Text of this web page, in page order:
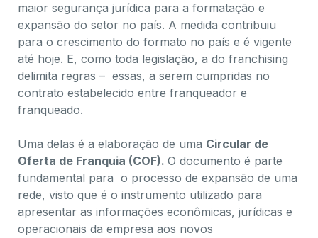
maior segurança jurídica para a formatação e
expansão do setor no país. A medida contribuiu
para o crescimento do formato no país e é vigente
até hoje. E, como toda legislação, a do franchising
delimita regras – essas, a serem cumpridas no
contrato estabelecido entre franqueador e
franqueado.
Uma delas é a elaboração de uma Circular de
Oferta de Franquia (COF). O documento é parte
fundamental para o processo de expansão de uma
rede, visto que é o instrumento utilizado para
apresentar as informações econômicas, jurídicas e
operacionais da empresa aos novos